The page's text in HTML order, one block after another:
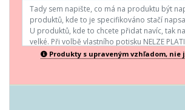
Produkty s upraveným vzhľadom, nie